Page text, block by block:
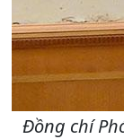
Đồng chí